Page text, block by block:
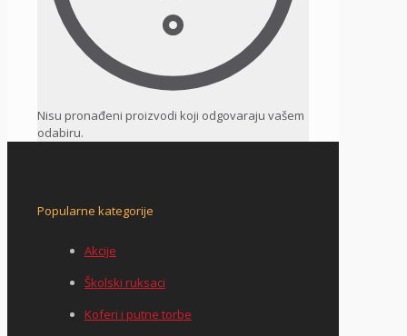
Nisu pronađeni proizvodi koji odgovaraju vašem
odabiru.
Popularne kategorije
Akcije
Školski ruksaci
Koferi i putne torbe